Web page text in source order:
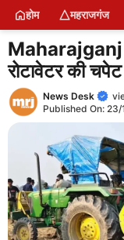
Skip
content
होम महराजगंज
Maharajganj
रोटावेटर की
News Desk
Published On: 23/